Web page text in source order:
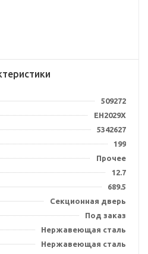
509272
EH2029X
5342627
199
Прочее
12.7
689.5
Секционная дверь
Под заказ
Нержавеющая сталь
Нержавеющая сталь